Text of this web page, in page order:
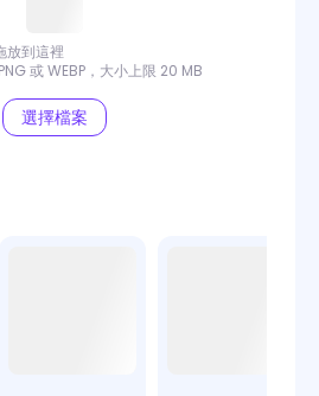
放到這裡
或 WEBP，大小上限 20 MB
選擇檔案